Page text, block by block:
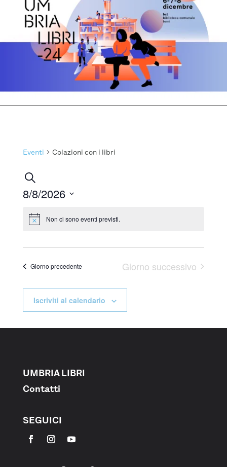
Eventi Colazioni con i libri
Eventi
Ricerca
e
viste
Navigazione
Cerca
8/8/2026
la Notice Non ci sono eventi previsti.
Giorno precedente Giorno successivo
Iscriviti al calendario
UMBRIA LIBRI
Contatti
SEGUICI